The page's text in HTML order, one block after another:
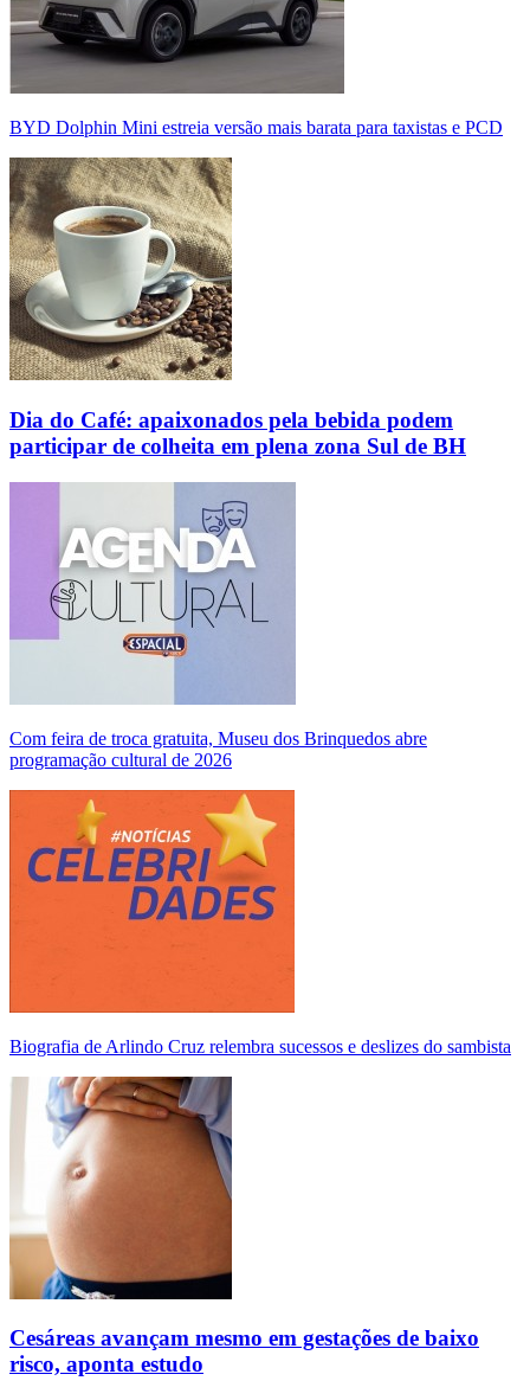
BYD Dolphin Mini estreia versão mais barata para taxistas e PCD
Dia do Café: apaixonados pela bebida podem
participar de colheita em plena zona Sul de BH
Com feira de troca gratuita, Museu dos Brinquedos abre
programação cultural de 2026
Biografia de Arlindo Cruz relembra sucessos e deslizes do sambista
Cesáreas avançam mesmo em gestações de baixo
risco, aponta estudo